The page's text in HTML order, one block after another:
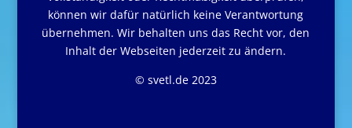
können wir dafür natürlich keine Verantwortung
übernehmen. Wir behalten uns das Recht vor, den
Inhalt der Webseiten jederzeit zu ändern.
© svetl.de 2023